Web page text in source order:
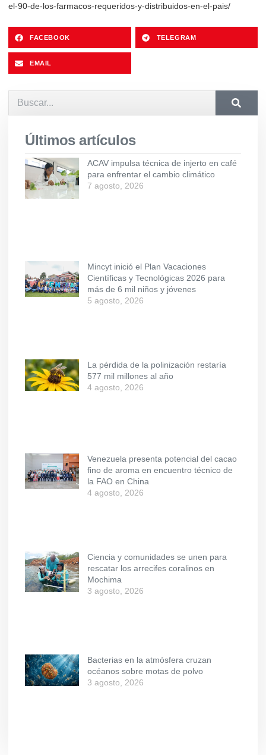
el-90-de-los-farmacos-requeridos-y-distribuidos-en-el-pais/
FACEBOOK TELEGRAM
EMAIL
Últimos artículos
ACAV impulsa técnica de injerto en café
para enfrentar el cambio climático
7 agosto, 2026
Mincyt inició el Plan Vacaciones
Científicas y Tecnológicas 2026 para
más de 6 mil niños y jóvenes
5 agosto, 2026
La pérdida de la polinización restaría
577 mil millones al año
4 agosto, 2026
Venezuela presenta potencial del cacao
fino de aroma en encuentro técnico de
la FAO en China
4 agosto, 2026
Ciencia y comunidades se unen para
rescatar los arrecifes coralinos en
Mochima
3 agosto, 2026
Bacterias en la atmósfera cruzan
océanos sobre motas de polvo
3 agosto, 2026